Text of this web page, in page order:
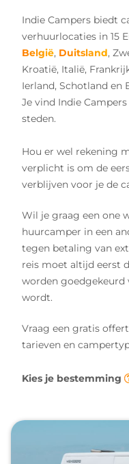
Indie Campers biedt
verhuurlocaties in 15
België, Duitsland,
Kroatië, Italië,
Ierland, Schotland en
Je vind Indie
steden.
Hou er wel rekening
verplicht is om de
verblijven voor je de
Wil je graag een one
huurcamper in een
tegen betaling van
reis moet altijd eerst
worden
wordt.
Vraag een gratis
tarieven en
Kies je bestemming